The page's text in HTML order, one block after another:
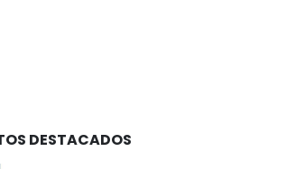
DESTACADOS